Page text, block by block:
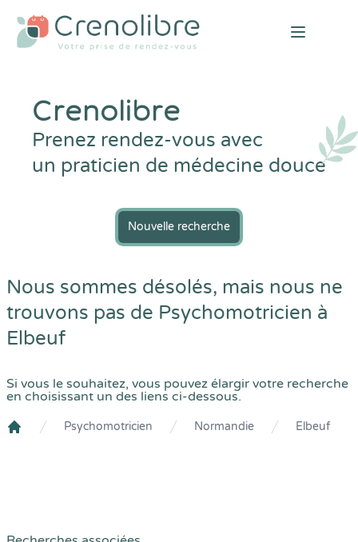
Open
Crenolibre
Prenez rendez-vous avec
un praticien de médecine douce
Nouvelle recherche
Nous sommes désolés, mais nous ne
trouvons pas de Psychomotricien à
Elbeuf
Si vous le souhaitez, vous pouvez élargir votre recherche
en choisissant un des liens ci-dessous.
Psychomotricien Normandie Elbeuf